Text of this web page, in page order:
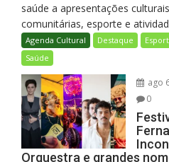
saúde a apresentações
comunitárias, esporte e
Agenda Cultural Destaque
Saúde
ago
0
Orquestra e grandes